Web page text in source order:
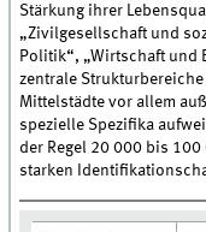
Stärkung ihrer
„Zivilgesellschaft und
Politik“, „Wirtschaft und
zentrale
Mittelstädte vor allem
spezielle Spezifika
der Regel 20 000 bis
starken